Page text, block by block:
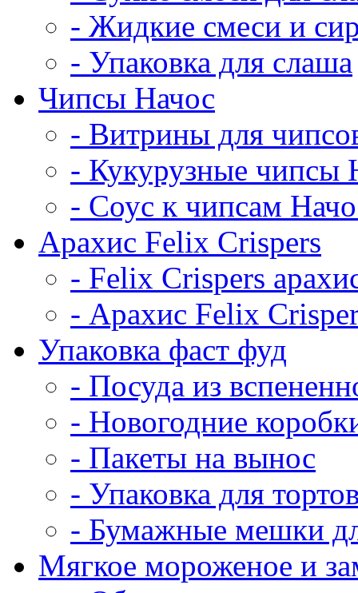
- Жидкие смеси и
- Упаковка для слаша
Чипсы Начос
- Витрины для
- Кукурузные чипсы
- Соус к чипсам
Арахис Felix Crispers
- Felix Crispers
- Арахис Felix
Упаковка фаст фуд
- Посуда из
- Новогодние
- Пакеты на вынос
- Упаковка для
- Бумажные мешки
Мягкое мороженое и